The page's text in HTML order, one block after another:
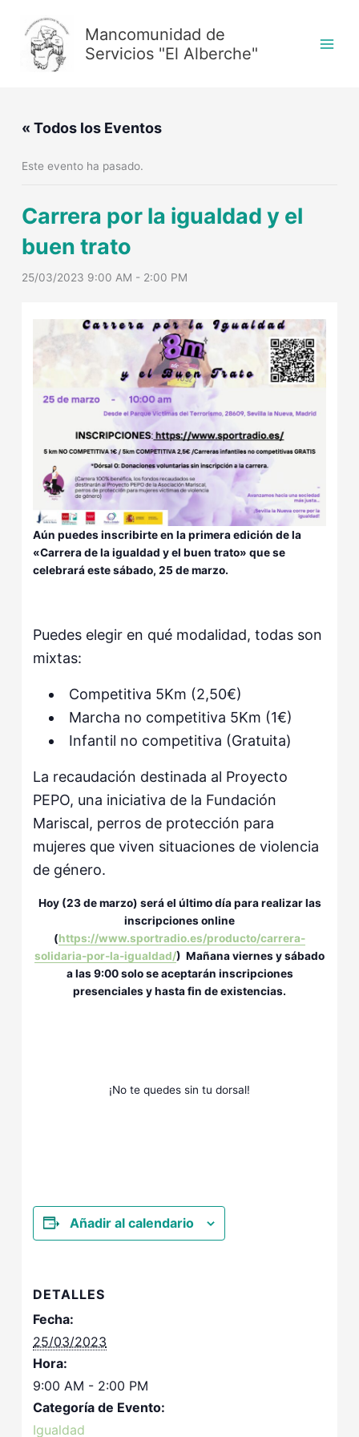
contenido
Mancomunidad de
Servicios "El Alberche"
« Todos los Eventos
Este evento ha pasado.
Carrera por la igualdad y el
buen trato
25/03/2023 9:00 AM - 2:00 PM
Aún puedes inscribirte en la primera edición de la
«Carrera de la igualdad y el buen trato» que se
celebrará este sábado, 25 de marzo.
Puedes elegir en qué modalidad, todas son
mixtas:
Competitiva 5Km (2,50€)
Marcha no competitiva 5Km (1€)
Infantil no competitiva (Gratuita)
La recaudación destinada al Proyecto
PEPO, una iniciativa de la Fundación
Mariscal, perros de protección para
mujeres que viven situaciones de violencia
de género.
Hoy (23 de marzo) será el último día para realizar las
inscripciones online
(https://www.sportradio.es/producto/carrera-
solidaria-por-la-igualdad/) Mañana viernes y sábado
a las 9:00 solo se aceptarán inscripciones
presenciales y hasta fin de existencias.
¡No te quedes sin tu dorsal!
Añadir al calendario
DETALLES
Fecha:
25/03/2023
Hora:
9:00 AM - 2:00 PM
Categoría de Evento:
Igualdad